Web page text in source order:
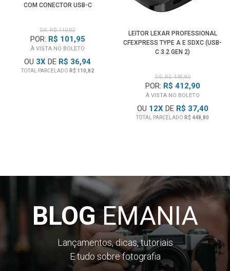
COM CONECTOR USB-C
DE: R$ 110,82
POR: R$ 101,95
À VISTA NO BOLETO
OU 3X DE R$ 36,94
TOTAL PARCELADO R$ 110,82
LEITOR LEXAR PROFESSIONAL
CFEXPRESS TYPE A E SDXC (USB-
C 3.2 GEN 2)
DE: R$ 448,80
POR: R$ 412,90
À VISTA NO BOLETO
OU 12XDE R$ 37,40
TOTAL PARCELADO R$ 448,80
BLOGEMANIA
Lançamentos, dicas, tutoriais
E tudo sobre fotografia